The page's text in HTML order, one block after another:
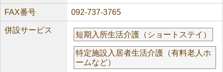
FAX番号 092-737-3765
併設サービス
短期入所生活介護（ショートステイ）
特定施設入居者生活介護（有料老人ホ
ームなど）